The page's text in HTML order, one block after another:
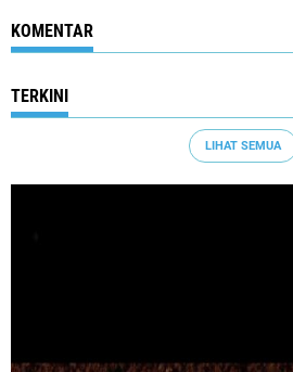
KOMENTAR
TERKINI
LIHAT SEMUA